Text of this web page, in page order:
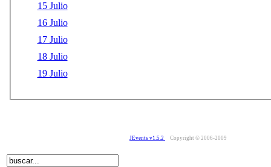
15 Julio
16 Julio
17 Julio
18 Julio
19 Julio
JEvents v1.5.2 Copyright © 2006-2009